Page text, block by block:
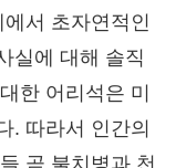
서 초자연적인
실에 대해 솔직
한 어리석은 미
. 따라서 인간의